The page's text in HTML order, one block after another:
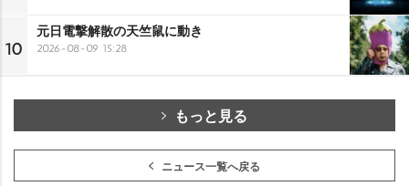
10
元日電撃解散の天竺鼠に動き
2026-08-09 15:28
もっと見る
ニュース一覧へ戻る